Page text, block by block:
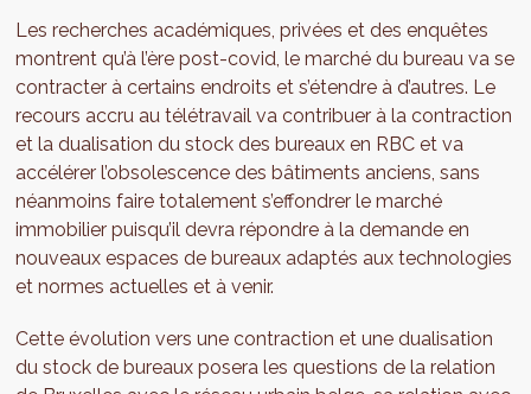
Les recherches académiques, privées et des enquêtes
montrent qu’à l’ère post-covid, le marché du bureau va se
contracter à certains endroits et s’étendre à d’autres. Le
recours accru au télétravail va contribuer à la contraction
et la dualisation du stock des bureaux en RBC et va
accélérer l’obsolescence des bâtiments anciens, sans
néanmoins faire totalement s’effondrer le marché
immobilier puisqu’il devra répondre à la demande en
nouveaux espaces de bureaux adaptés aux technologies
et normes actuelles et à venir.
Cette évolution vers une contraction et une dualisation
du stock de bureaux posera les questions de la relation